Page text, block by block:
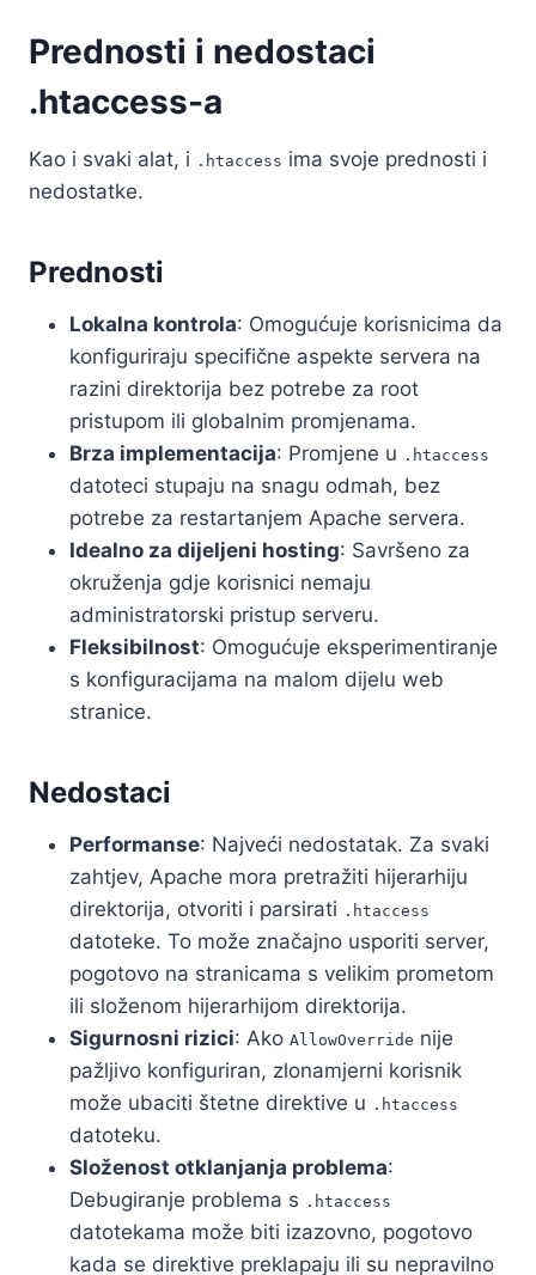
Prednosti i nedostaci
.htaccess-a
Kao i svaki alat, i .htaccess ima svoje prednosti i
nedostatke.
Prednosti
Lokalna kontrola: Omogućuje korisnicima da
konfiguriraju specifične aspekte servera na
razini direktorija bez potrebe za root
pristupom ili globalnim promjenama.
Brza implementacija: Promjene u .htaccess
datoteci stupaju na snagu odmah, bez
potrebe za restartanjem Apache servera.
Idealno za dijeljeni hosting: Savršeno za
okruženja gdje korisnici nemaju
administratorski pristup serveru.
Fleksibilnost: Omogućuje eksperimentiranje
s konfiguracijama na malom dijelu web
stranice.
Nedostaci
Performanse: Najveći nedostatak. Za svaki
zahtjev, Apache mora pretražiti hijerarhiju
direktorija, otvoriti i parsirati .htaccess
datoteke. To može značajno usporiti server,
pogotovo na stranicama s velikim prometom
ili složenom hijerarhijom direktorija.
Sigurnosni rizici: Ako AllowOverride nije
pažljivo konfiguriran, zlonamjerni korisnik
može ubaciti štetne direktive u .htaccess
datoteku.
Složenost otklanjanja problema:
Debugiranje problema s .htaccess
datotekama može biti izazovno, pogotovo
kada se direktive preklapaju ili su nepravilno